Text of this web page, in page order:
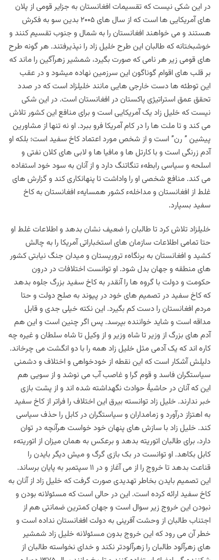
در این شکی نیست که تقسیمات افغانستان به جزایر قومی از پلان
های آمریکایی ها است که از سال های ۲۰۰۵ بدین سو به فکرش
هستند و می خواهند افغانستان را به شمال و جنوب تقسیم کنند و
خوشبختانه که طالبان این طرح خلیل زاد را نپذیرفتند. هر گونه طرح
های قومی زیر هر نامی که صورت بگیرد، شمشیر زهرآگین را ماند که
بر قلب های اقوام گوناگون این سرزمین نهاده میشود و در عقب
این توطئه ها دست خارجی هایی مانند خلیلزاد است که در صدد
تحقق عمق استراتیژی پاکستان در افغانستان است. در این شکی
نیست که خلیل زاد یک آمریکایی است و برای منافع این کشور تلاش
می کند و تا ملت ها را در کام آمریکا فرو ببرد. او نه تنها از مشاورین
پیشین ” رن” است و از شخص مورد اعتماد کاخ سفید است؛ بلکه او
آدم زرنگی است و با کارتل ها و مافیا ها و لابی های کلان نفتی و
اسلحه و سیاسی رابطهء تنگاتنگ دارد و از آنان به سود خود استفاده
می کند. منافع شخصی او را واداشت تا پنهانکاری کند و گزارش های
غلط از افغانستان و مداخلهء کشور همسایهء افغانستان به کاخ
سفید بسپارد.
خلیلزاد تلاش کرد تا طالبان را ضعیف نشان بدهد و اطلاعات غلط او
حتا تمامی اطلاعات سازمان های استخباراتی آمریکا را به چالش
کشید و افغانستان به برنگاهء تروریستان و میدان جنگ نیابتی کشور
های منطقه و جهان بدل شود. او توانست اختلافات در درون
حکومت و دولت با گروه ها را آنقدر به کاخ سفید بزرگ جلوه بدهد
که کاخ سفید در تصمیم های خود در پیوند به صلح دولت و حتا
مردم افغانستان را دست کم بگیرد. این نکته خیلی جدی و قابل
مداقه است و شاید خواننده بپرسد. پس اگر چنین است و این هم
آدم های بزرگ از وزیر تا شاه وزیر و از وکیل تا شاه سلطان و غیره چه
کاره اند که یک آدمی مثل خلیل زاد همه را با دو انگشت می چرخاند.
دلیلش آشکار است که این نقطه از خودخواهی و اختلاف و دشمنی
سیاستگران فاسد و قوم گرا و غاصب آب می نوشد و از سویی هم
این که آنان در حاشیۀ حوادث نگهداشته شده اند و از پشت بازی
خبر ندارند. خلیل زاد توانسته بیرق این اختلاف را فراتر از کاخ سفید
به اهتزاز درآورد و زمامداران و سیاستگران در کابل را حذف سیاسی
کند. خلیل زاد با سازش های پنهان خود خواست هرآنچه در توان
دارد، برای طالبان اتوریته بدهد و برعکس به همان میزان از اتوریتهء
کابل بکاهد‌. او توانست در بک بازی گرگ و میش دیگر بایدن را
قناعت بدهد تا خروج را از می آغاز و در ۱۱ سپتمبر به پایان برساند.
این تصمیم بایدن بخاطر تهدیدی صورت گرفت که خلیل زاد از آنان به
کاخ سفید ارائه کرده است. این در حالی است که مسئولانه بودن و
نبودن این خروج زیر سوال است و جهان کمترین ضمانتی هم از
اجتناب طالبان از وحشت آفرینی به دولت افغانستان نداده است و
خطر آن می رود که این خروج بدون مسئولانه خلیل زاد شمشیر
های زهرآلود طالبان را زهرآلودتر نکند و خدای نخواسته طالبان از